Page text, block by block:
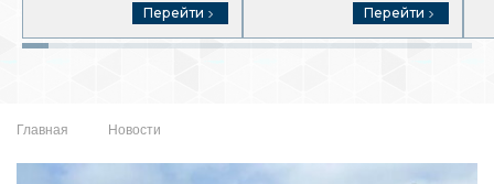
Перейти Перейти
Главная Новости